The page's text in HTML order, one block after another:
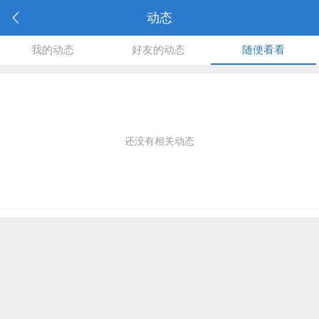
动态
我的动态 好友的动态 随便看看
还没有相关动态